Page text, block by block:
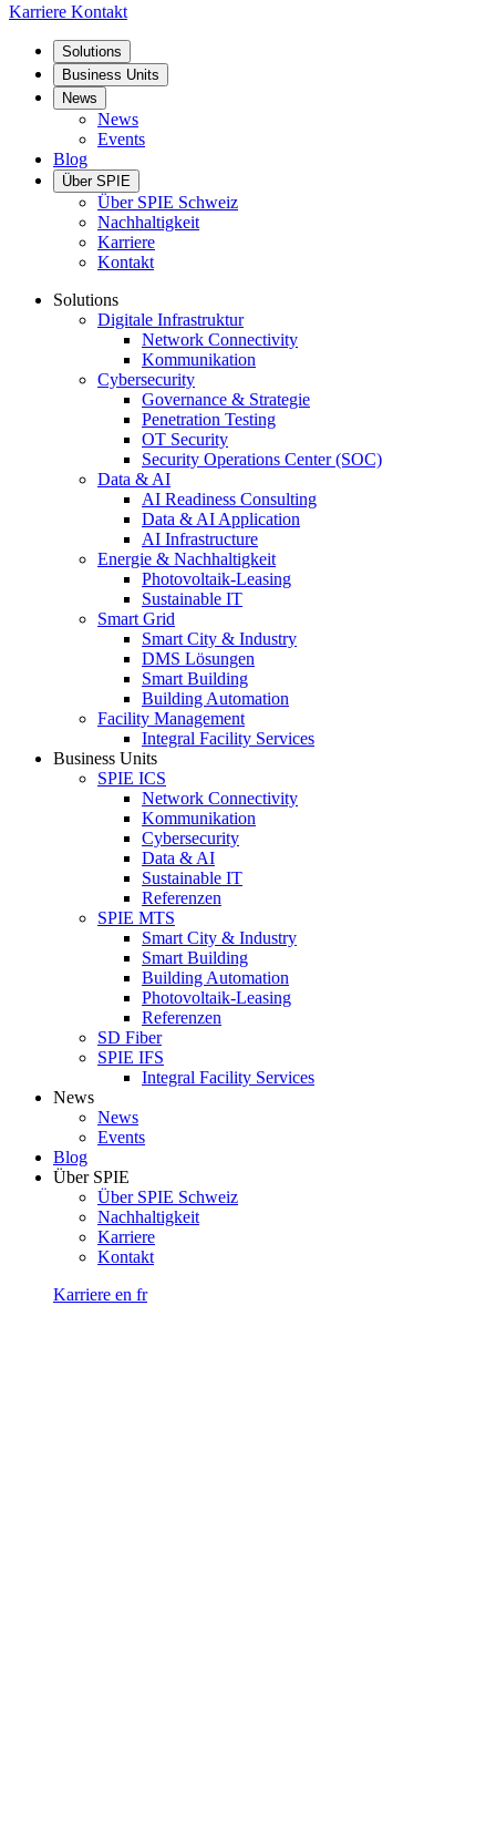
Karriere Kontakt
Solutions
Business Units
News
News
Events
Blog
Über SPIE
Über SPIE Schweiz
Nachhaltigkeit
Karriere
Kontakt
Solutions
Digitale Infrastruktur
Network Connectivity
Kommunikation
Cybersecurity
Governance & Strategie
Penetration Testing
OT Security
Security Operations Center (SOC)
Data & AI
AI Readiness Consulting
Data & AI Application
AI Infrastructure
Energie & Nachhaltigkeit
Photovoltaik-Leasing
Sustainable IT
Smart Grid
Smart City & Industry
DMS Lösungen
Smart Building
Building Automation
Facility Management
Integral Facility Services
Business Units
SPIE ICS
Network Connectivity
Kommunikation
Cybersecurity
Data & AI
Sustainable IT
Referenzen
SPIE MTS
Smart City & Industry
Smart Building
Building Automation
Photovoltaik-Leasing
Referenzen
SD Fiber
SPIE IFS
Integral Facility Services
News
News
Events
Blog
Über SPIE
Über SPIE Schweiz
Nachhaltigkeit
Karriere
Kontakt
Karriere en fr